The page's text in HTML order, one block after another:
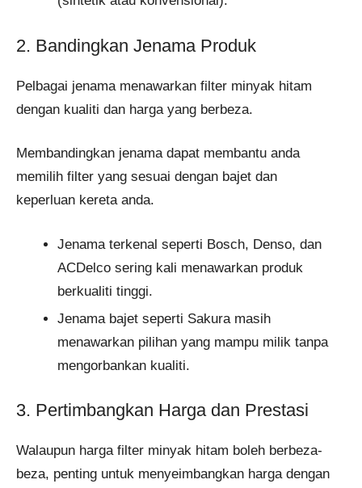
2. Bandingkan Jenama Produk
Pelbagai jenama menawarkan filter minyak hitam
dengan kualiti dan harga yang berbeza.
Membandingkan jenama dapat membantu anda
memilih filter yang sesuai dengan bajet dan
keperluan kereta anda.
Jenama terkenal seperti Bosch, Denso, dan
ACDelco sering kali menawarkan produk
berkualiti tinggi.
Jenama bajet seperti Sakura masih
menawarkan pilihan yang mampu milik tanpa
mengorbankan kualiti.
3. Pertimbangkan Harga dan Prestasi
Walaupun harga filter minyak hitam boleh berbeza-
beza, penting untuk menyeimbangkan harga dengan